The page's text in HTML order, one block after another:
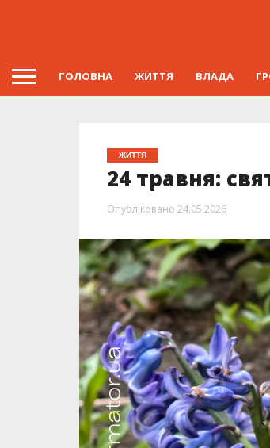
ГОЛОВНА ЖИТТЯ ВЛАДА
ЖИТТЯ
24 травня:
Опубліковано 24.05.2026